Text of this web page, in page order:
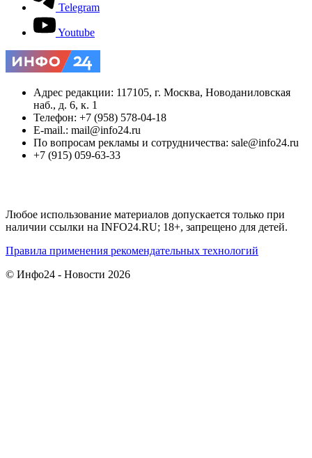
Telegram
Youtube
Адрес редакции: 117105, г. Москва, Новоданиловская
наб., д. 6, к. 1
Телефон: +7 (958) 578-04-18
E-mail.: mail@info24.ru
По вопросам рекламы и сотрудничества: sale@info24.ru
+7 (915) 059-63-33
Любое использование материалов допускается только при
наличии ссылки на INFO24.RU; 18+, запрещено для детей.
Правила применения рекомендательных технологий
© Инфо24 - Новости 2026